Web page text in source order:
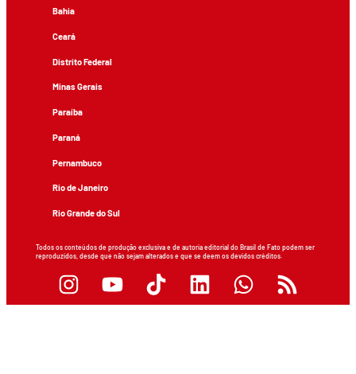
Bahia
Ceará
Distrito Federal
Minas Gerais
Paraíba
Paraná
Pernambuco
Rio de Janeiro
Rio Grande do Sul
Todos os conteúdos de produção exclusiva e de autoria editorial do Brasil de Fato podem ser
reproduzidos, desde que não sejam alterados e que se deem os devidos créditos.